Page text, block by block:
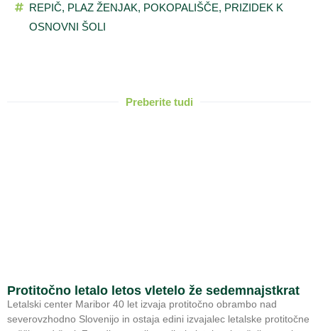
REPIČ, PLAZ ŽENJAK, POKOPALIŠČE, PRIZIDEK K
OSNOVNI ŠOLI
Preberite tudi
Protitočno letalo letos vletelo že sedemnajstkrat
Letalski center Maribor 40 let izvaja protitočno obrambo nad
severovzhodno Slovenijo in ostaja edini izvajalec letalske protitočne